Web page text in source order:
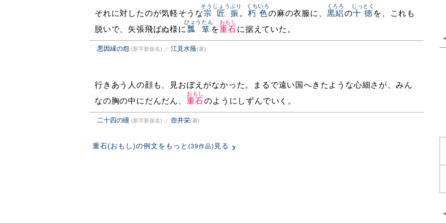
それに対したのが気軽そうな宗匠振
そうじょうぶり
。 朽色
くちいろ
の麻の衣服に、 黒絽
くろろ
の十徳
じっとく
を、これも
脱いで、矢張飛ばぬ様に 瓢箪
ひょうたん
を重石
おもし
に据えていた。
悪因縁の怨 (新字新仮名) ／ 江見水蔭(著)
行きあう人の顔も、見おぼえがなかった。まるで遠い国へきたような心細さが、みん
なの胸の中にだんだん、 重石
おもし
のようにしずんでいく。
二十四の瞳 (新字新仮名) ／ 壺井栄(著)
重石(おもし)の例文をもっと (39作品) 見る